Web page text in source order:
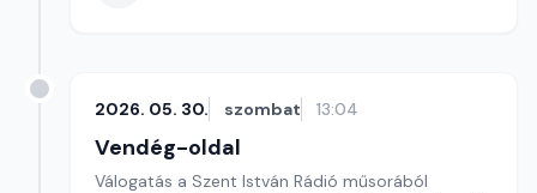
2026. 05. 30. szombat 13:04
Vendég-oldal
Válogatás a Szent István Rádió műsorából